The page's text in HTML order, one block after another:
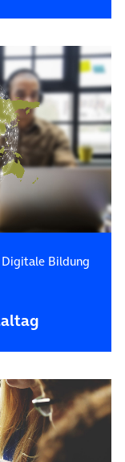
Digitale Bildung